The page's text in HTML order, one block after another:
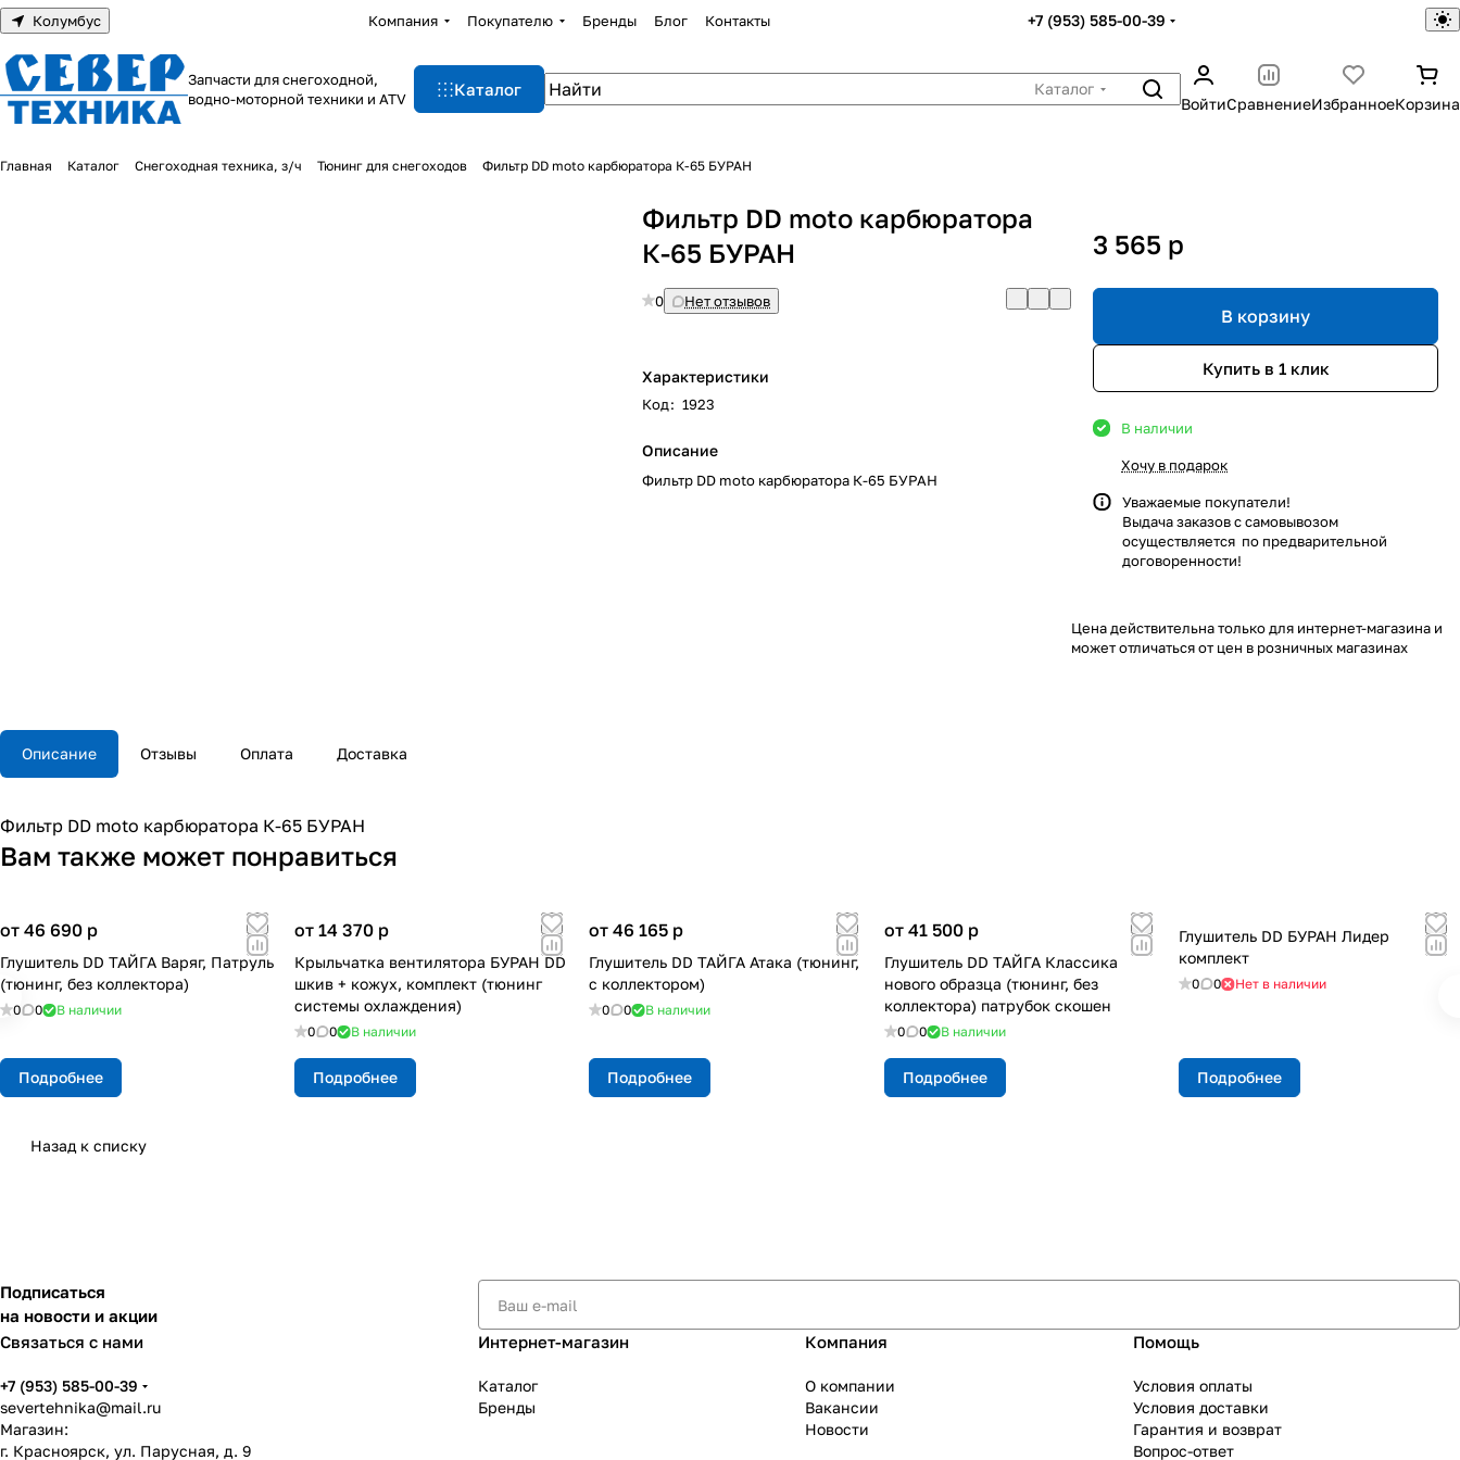
Колумбус Компания Покупателю Бренды Блог Контакты +7 (953) 585-00-39
Запчасти для снегоходной,
водно-моторной техники и ATV
Каталог
Каталог
ВойтиСравнениеИзбранноеКорзина
Главная Каталог Снегоходная техника, з/ч Тюнинг для снегоходов Фильтр DD moto карбюратора К-65 БУРАН
Фильтр DD moto карбюратора
К-65 БУРАН
0 Нет отзывов
Характеристики
Код: 1923
Описание
Фильтр DD moto карбюратора К-65 БУРАН
3 565 p
В корзину
Купить в 1 клик
В наличии
Хочу в подарок
Уважаемые покупатели!
Выдача заказов с самовывозом
осуществляется по предварительной
договоренности!
Цена действительна только для интернет-магазина и
может отличаться от цен в розничных магазинах
Описание Отзывы Оплата Доставка
Фильтр DD moto карбюратора К-65 БУРАН
Вам также может понравиться
от 46 690 p
Глушитель DD ТАЙГА Варяг, Патруль
(тюнинг, без коллектора)
0 0 В наличии
Подробнее
от 14 370 p
Крыльчатка вентилятора БУРАН DD
шкив + кожух, комплект (тюнинг
системы охлаждения)
0 0 В наличии
Подробнее
от 46 165 p
Глушитель DD ТАЙГА Атака (тюнинг,
с коллектором)
0 0 В наличии
Подробнее
от 41 500 p
Глушитель DD ТАЙГА Классика
нового образца (тюнинг, без
коллектора) патрубок скошен
0 0 В наличии
Подробнее
Глушитель DD БУРАН Лидер
комплект
0 0 Нет в наличии
Подробнее
Назад к списку
Подписаться
на новости и акции
Связаться с нами
+7 (953) 585-00-39
severtehnika@mail.ru
Магазин:
г. Красноярск, ул. Парусная, д. 9
Интернет-магазин
Каталог
Бренды
Компания
О компании
Вакансии
Новости
Помощь
Условия оплаты
Условия доставки
Гарантия и возврат
Вопрос-ответ